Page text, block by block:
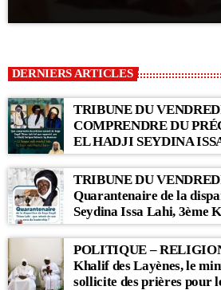
DERNIERS ARTICLES
TRIBUNE DU
COMPRENDRE DU
EL HADJI SEYDINA
RAPPORTÉ PAR LE
BABACAR SY MANSOUR : « Li Baax
Kër, Li Bon Matul Kër »
TRIBUNE DU
Quarantenaire de la
Seydina Issa Lahi, 3ème
POLITIQUE –
Khalif des Layènes, le
sollicite des prières pour